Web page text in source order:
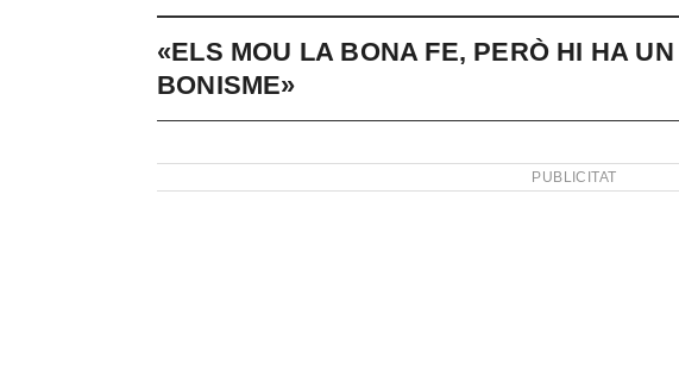
«ELS MOU LA BONA FE, PERÒ HI HA
BONISME»
PUBLICITAT